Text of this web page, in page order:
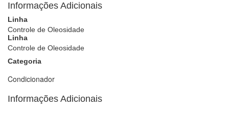
Informações Adicionais
Linha
Controle de Oleosidade
Linha
Controle de Oleosidade
Categoria
Condicionador
Informações Adicionais